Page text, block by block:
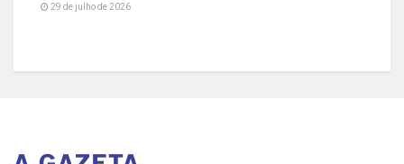
29 de julho de 2026